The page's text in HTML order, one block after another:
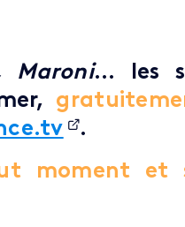
Maroni... les
.
moment et